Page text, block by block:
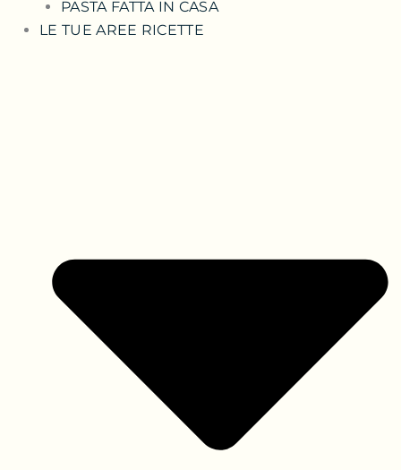
PASTA FATTA IN CASA
LE TUE AREE RICETTE